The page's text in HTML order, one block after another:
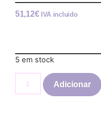
51,12€ IVA incluido
5 em stock
Adicionar